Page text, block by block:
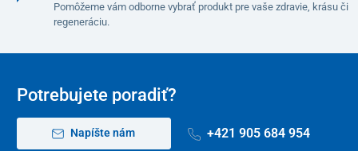
Pomôžeme vám odborne vybrať produkt pre vaše zdravie, krásu či
regeneráciu.
Potrebujete poradiť?
Napíšte nám +421 905 684 954